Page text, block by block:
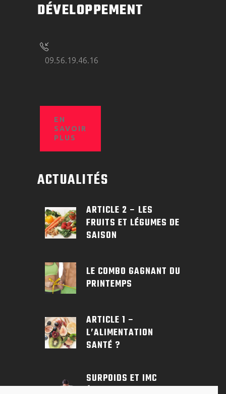
DÉVELOPPEMENT
09.56.19.46.16
EN
SAVOIR
PLUS
ACTUALITÉS
ARTICLE 2 – LES
FRUITS ET LÉGUMES DE
SAISON
LE COMBO GAGNANT DU
PRINTEMPS
ARTICLE 1 –
L’ALIMENTATION
SANTÉ ?
SURPOIDS ET IMC